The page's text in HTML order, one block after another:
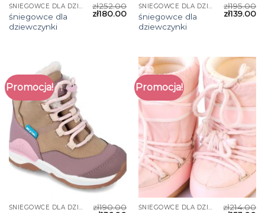
ŚNIEGOWCE DLA DZIEWCZYNKI
śniegowce dla
dziewczynki
zł252.00
zł180.00
ŚNIEGOWCE DLA DZIEWCZYNKI
śniegowce dla
dziewczynki
zł195.00
zł139.00
Promocja!
ŚNIEGOWCE DLA DZIEWCZYNKI zł190.00
Promocja!
ŚNIEGOWCE DLA DZIEWCZYNKI zł214.00